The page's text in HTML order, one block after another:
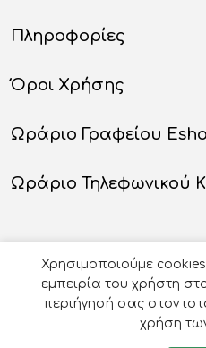
Πληροφορίες
Όροι Χρήσης
Ωράριο Γραφείου
Ωράριο Τηλεφωνικού
Χρησιμοποιούμε cookies
εμπειρία του χρήστη
περιήγησή σας στον
χρήση